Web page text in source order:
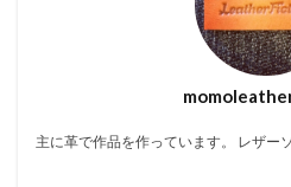
主に革で作品を作っています。 レザー